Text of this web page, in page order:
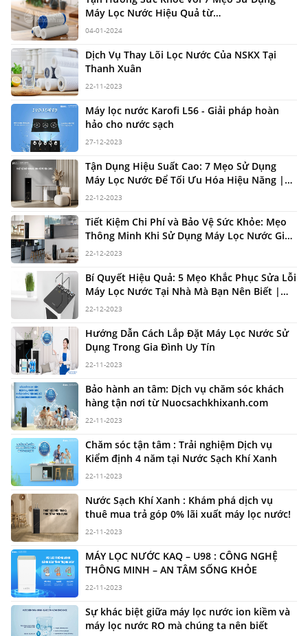
Máy Lọc Nước Hiệu Quả từ
Nuocsachkhixanh.com
04-01-2024
Dịch Vụ Thay Lõi Lọc Nước Của NSKX Tại
Thanh Xuân
22-11-2023
Máy lọc nước Karofi L56 - Giải pháp hoàn
hảo cho nước sạch
27-12-2023
Tận Dụng Hiệu Suất Cao: 7 Mẹo Sử Dụng
Máy Lọc Nước Để Tối Ưu Hóa Hiệu Năng |
NuocSachKhiXanh.com
22-12-2023
Tiết Kiệm Chi Phí và Bảo Vệ Sức Khỏe: Mẹo
Thông Minh Khi Sử Dụng Máy Lọc Nước Gia
Đình | NuocSachKhiXanh.com
22-12-2023
Bí Quyết Hiệu Quả: 5 Mẹo Khắc Phục Sửa Lỗi
Máy Lọc Nước Tại Nhà Mà Bạn Nên Biết |
NuocSachKhiXanh.com
22-12-2023
Hướng Dẫn Cách Lắp Đặt Máy Lọc Nước Sử
Dụng Trong Gia Đình Uy Tín
22-11-2023
Bảo hành an tâm: Dịch vụ chăm sóc khách
hàng tận nơi từ Nuocsachkhixanh.com
22-11-2023
Chăm sóc tận tâm : Trải nghiệm Dịch vụ
Kiểm định 4 năm tại Nước Sạch Khí Xanh
22-11-2023
Nước Sạch Khí Xanh : Khám phá dịch vụ
thuê mua trả góp 0% lãi xuất máy lọc nước!
22-11-2023
MÁY LỌC NƯỚC KAQ – U98 : CÔNG NGHỆ
THÔNG MINH – AN TÂM SỐNG KHỎE
22-11-2023
Sự khác biệt giữa máy lọc nước ion kiềm và
máy lọc nước RO mà chúng ta nên biết